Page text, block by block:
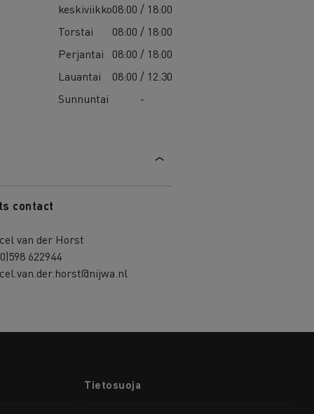
keskiviikko08:00 / 18:00
Torstai
08:00 / 18:00
Perjantai
08:00 / 18:00
Lauantai
08:00 / 12:30
Sunnuntai
-
contact
van der Horst
622944
Tietosuoja